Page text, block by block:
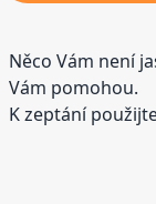
Něco Vám není
Vám pomohou.
K zeptání